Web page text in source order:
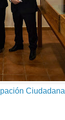
Ciudadana